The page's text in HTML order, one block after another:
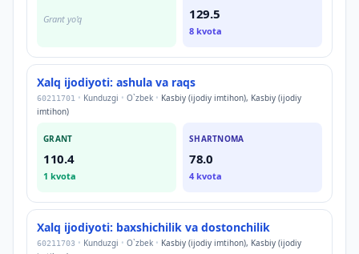
Grant yo'q 129.5
8 kvota
Xalq ijodiyoti: ashula va raqs
60211701 • Kunduzgi • O`zbek • Kasbiy (ijodiy imtihon), Kasbiy (ijodiy
imtihon)
GRANT
110.4
1 kvota
SHARTNOMA
78.0
4 kvota
Xalq ijodiyoti: baxshichilik va dostonchilik
60211703 • Kunduzgi • O`zbek • Kasbiy (ijodiy imtihon), Kasbiy (ijodiy